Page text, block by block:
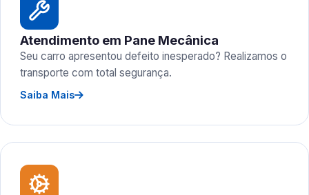
Atendimento em Pane Mecânica
Seu carro apresentou defeito inesperado? Realizamos o
transporte com total segurança.
Saiba Mais